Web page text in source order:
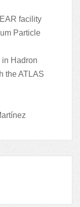
facility
Particle
in Hadron
the ATLAS